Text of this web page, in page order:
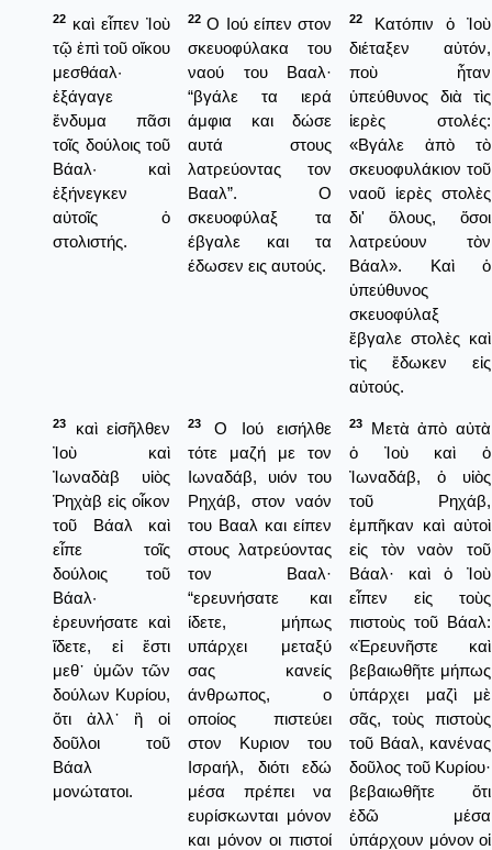
22 καὶ εἶπεν Ἰοὺ
τῷ ἐπὶ τοῦ οἴκου
μεσθάαλ·
ἐξάγαγε
ἔνδυμα πᾶσι
τοῖς δούλοις τοῦ
Βάαλ· καὶ
ἐξήνεγκεν
αὐτοῖς ὁ
στολιστής.
22 Ο Ιού είπεν στον
σκευοφύλακα του
ναού του Βααλ·
“βγάλε τα ιερά
άμφια και δώσε
αυτά στους
λατρεύοντας τον
Βααλ”. Ο
σκευοφύλαξ τα
έβγαλε και τα
έδωσεν εις αυτούς.
22
Κατόπιν ὁ Ἰοὺ
διέταξεν αὐτόν,
ποὺ ἦταν
ὑπεύθυνος διὰ τὶς
ἱερὲς στολές:
«Βγάλε ἀπὸ τὸ
σκευοφυλάκιον τοῦ
ναοῦ ἱερὲς στολὲς
δι' ὅλους, ὅσοι
λατρεύουν τὸν
Βάαλ». Καὶ ὁ
ὑπεύθυνος
σκευοφύλαξ
ἔβγαλε στολὲς καὶ
τὶς ἔδωκεν εἰς
αὐτούς.
23
καὶ εἰσῆλθεν
Ἰοὺ καὶ
Ἰωναδὰβ υἱὸς
Ῥηχὰβ εἰς οἶκον
τοῦ Βάαλ καὶ
εἶπε τοῖς
δούλοις τοῦ
Βάαλ·
ἐρευνήσατε καὶ
ἴδετε, εἰ ἔστι
μεθ᾿ ὑμῶν τῶν
δούλων Κυρίου,
ὅτι ἀλλ᾿ ἢ οἱ
δοῦλοι τοῦ
Βάαλ
μονώτατοι.
23
Ο Ιού εισήλθε
τότε μαζή με τον
Ιωναδάβ, υιόν του
Ρηχάβ, στον ναόν
του Βααλ και είπεν
στους λατρεύοντας
τον Βααλ·
“ερευνήσατε και
ίδετε, μήπως
υπάρχει μεταξύ
σας κανείς
άνθρωπος, ο
οποίος πιστεύει
στον Κυριον του
Ισραήλ, διότι εδώ
μέσα πρέπει να
ευρίσκωνται μόνον
και μόνον οι πιστοί
23
Μετὰ ἀπὸ αὐτὰ
ὁ Ἰοὺ καὶ ὁ
Ἰωναδάβ, ὁ υἱὸς
τοῦ Ρηχάβ,
ἐμπῆκαν καὶ αὐτοὶ
εἰς τὸν ναὸν τοῦ
Βάαλ· καὶ ὁ Ἰοὺ
εἶπεν εἰς τοὺς
πιστοὺς τοῦ Βάαλ:
«Ἐρευνῆστε καὶ
βεβαιωθῆτε μήπως
ὑπάρχει μαζὶ μὲ
σᾶς, τοὺς πιστοὺς
τοῦ Βάαλ, κανένας
δοῦλος τοῦ Κυρίου·
βεβαιωθῆτε ὅτι
ἐδῶ μέσα
ὑπάρχουν μόνον οἱ